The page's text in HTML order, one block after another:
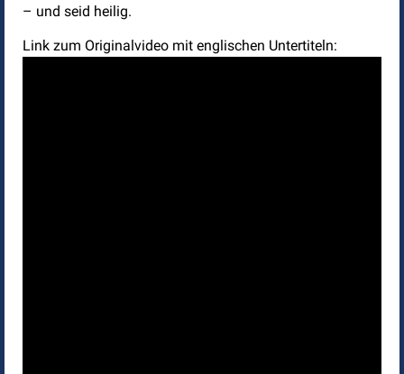
– und seid heilig.
Link zum Originalvideo mit englischen Untertiteln: